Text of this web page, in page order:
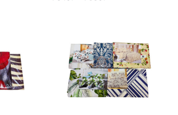
1
440₽
–
1
700₽